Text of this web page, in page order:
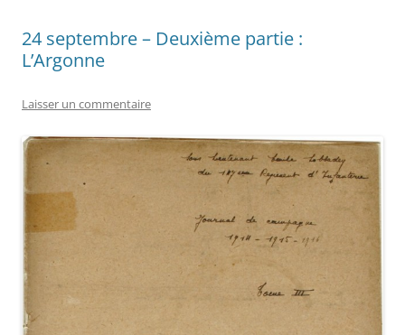
24 septembre – Deuxième partie :
L’Argonne
Laisser un commentaire